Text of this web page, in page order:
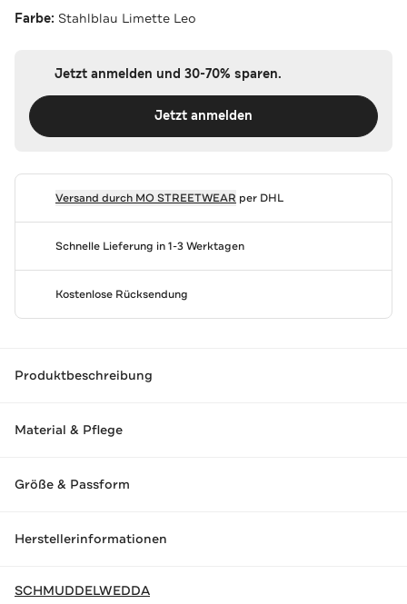
Farbe: Stahlblau Limette Leo
Jetzt anmelden und 30-70% sparen.
Jetzt anmelden
Versand durch MO STREETWEAR per DHL
Schnelle Lieferung in 1-3 Werktagen
Kostenlose Rücksendung
Produktbeschreibung
Material & Pflege
Größe & Passform
Herstellerinformationen
SCHMUDDELWEDDA